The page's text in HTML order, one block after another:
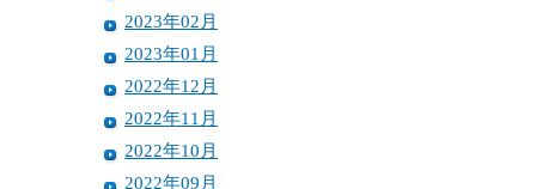
2023年02月
2023年01月
2022年12月
2022年11月
2022年10月
2022年09月